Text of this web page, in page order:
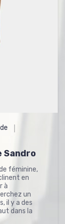
Sandro
féminine,
en
à
un
il y a des
dans la